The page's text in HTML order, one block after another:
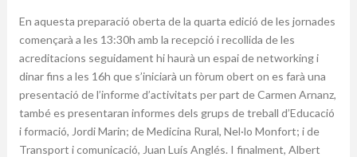
En aquesta preparació oberta de la quarta edició de les jornades
començarà a les 13:30h amb la recepció i recollida de les
acreditacions seguidament hi haurà un espai de networking i
dinar fins a les 16h que s’iniciarà un fòrum obert on es farà una
presentació de l’informe d’activitats per part de Carmen Arnanz,
també es presentaran informes dels grups de treball d’Educació
i formació, Jordi Marin; de Medicina Rural, Nel·lo Monfort; i de
Transport i comunicació, Juan Luís Anglés. I finalment, Albert